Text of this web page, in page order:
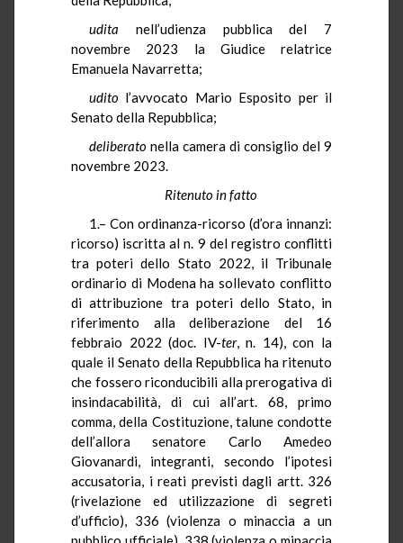
udita nell’udienza pubblica del 7
novembre 2023 la Giudice relatrice
Emanuela Navarretta;
udito l’avvocato Mario Esposito per il
Senato della Repubblica;
deliberato nella camera di consiglio del 9
novembre 2023.
Ritenuto in fatto
1.– Con ordinanza-ricorso (d’ora innanzi:
ricorso) iscritta al n. 9 del registro conflitti
tra poteri dello Stato 2022, il Tribunale
ordinario di Modena ha sollevato conflitto
di attribuzione tra poteri dello Stato, in
riferimento alla deliberazione del 16
febbraio 2022 (doc. IV-ter, n. 14), con la
quale il Senato della Repubblica ha ritenuto
che fossero riconducibili alla prerogativa di
insindacabilità, di cui all’art. 68, primo
comma, della Costituzione, talune condotte
dell’allora senatore Carlo Amedeo
Giovanardi, integranti, secondo l’ipotesi
accusatoria, i reati previsti dagli artt. 326
(rivelazione ed utilizzazione di segreti
d’ufficio), 336 (violenza o minaccia a un